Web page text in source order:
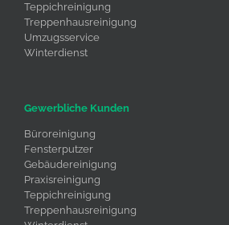
Teppichreinigung
Treppenhausreinigung
Umzugsservice
Winterdienst
Gewerbliche Kunden
Büroreinigung
Fensterputzer
Gebäudereinigung
Praxisreinigung
Teppichreinigung
Treppenhausreinigung